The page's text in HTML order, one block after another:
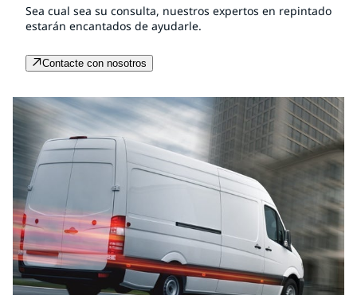
Sea cual sea su consulta, nuestros expertos en repintado
estarán encantados de ayudarle.
Contacte con nosotros